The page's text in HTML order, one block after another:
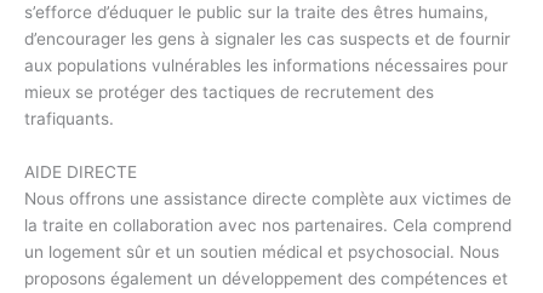
s’efforce d’éduquer le public sur la traite des êtres humains,
d’encourager les gens à signaler les cas suspects et de fournir
aux populations vulnérables les informations nécessaires pour
mieux se protéger des tactiques de recrutement des
trafiquants.
AIDE DIRECTE
Nous offrons une assistance directe complète aux victimes de
la traite en collaboration avec nos partenaires. Cela comprend
un logement sûr et un soutien médical et psychosocial. Nous
proposons également un développement des compétences et